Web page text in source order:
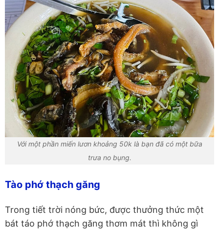
Với một phần miến lươn khoảng 50k là bạn đã có một bữa
trưa no bụng.
Tào phớ thạch găng
Trong tiết trời nóng bức, được thưởng thức một
bát táo phớ thạch găng thơm mát thì không gì